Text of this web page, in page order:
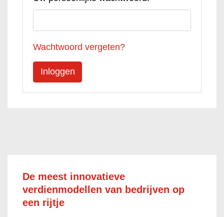
Wachtwoord vergeten?
De meest innovatieve
verdienmodellen van bedrijven op
een rijtje